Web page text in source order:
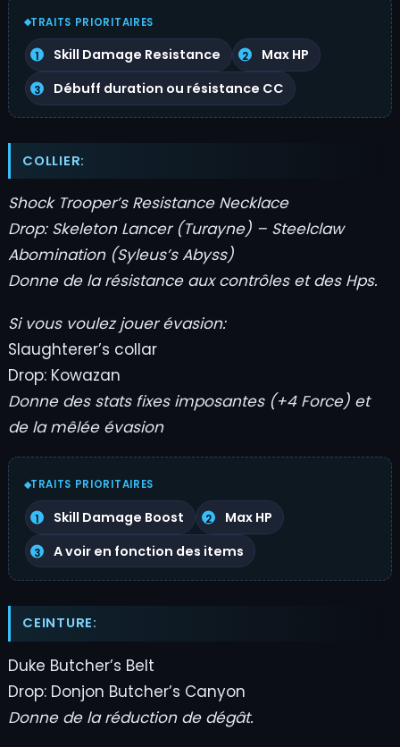
TRAITS PRIORITAIRES
Skill Damage Resistance
Max HP
Débuff duration ou résistance CC
COLLIER:
Shock Trooper’s Resistance Necklace
Drop: Skeleton Lancer (Turayne) – Steelclaw
Abomination (Syleus’s Abyss)
Donne de la résistance aux contrôles et des Hps.
Si vous voulez jouer évasion:
Slaughterer’s collar
Drop: Kowazan
Donne des stats fixes imposantes (+4 Force) et
de la mêlée évasion
TRAITS PRIORITAIRES
Skill Damage Boost
Max HP
A voir en fonction des items
CEINTURE:
Duke Butcher’s Belt
Drop: Donjon Butcher’s Canyon
Donne de la réduction de dégât.